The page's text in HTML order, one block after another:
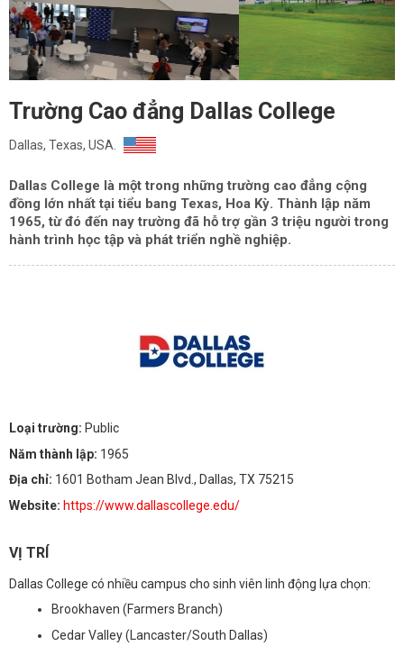
Trường Cao đẳng Dallas College
Dallas, Texas, USA.
Dallas College là một trong những trường cao đẳng cộng
đồng lớn nhất tại tiểu bang Texas, Hoa Kỳ. Thành lập năm
1965, từ đó đến nay trường đã hỗ trợ gần 3 triệu người trong
hành trình học tập và phát triển nghề nghiệp.
Loại trường: Public
Năm thành lập: 1965
Địa chỉ: 1601 Botham Jean Blvd., Dallas, TX 75215
Website: https://www.dallascollege.edu/
VỊ TRÍ
Dallas College có nhiều campus cho sinh viên linh động lựa chọn:
Brookhaven (Farmers Branch)
Cedar Valley (Lancaster/South Dallas)